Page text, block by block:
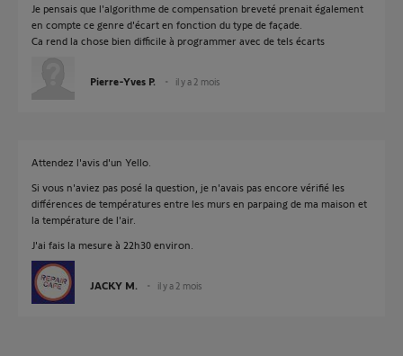
Je pensais que l'algorithme de compensation breveté prenait également
en compte ce genre d'écart en fonction du type de façade.
Ca rend la chose bien difficile à programmer avec de tels écarts
Pierre-Yves P. il y a 2 mois
Attendez l'avis d'un Yello.
Si vous n'aviez pas posé la question, je n'avais pas encore vérifié les
différences de températures entre les murs en parpaing de ma maison et
la température de l'air.
J'ai fais la mesure à 22h30 environ.
JACKY M. il y a 2 mois